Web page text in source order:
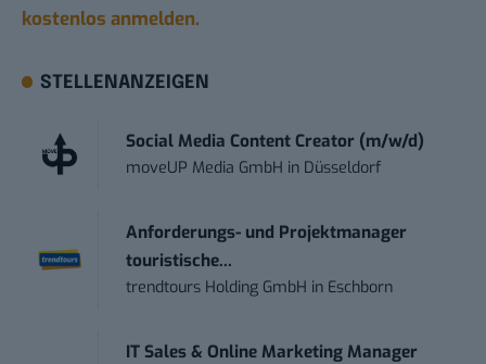
kostenlos anmelden.
STELLENANZEIGEN
Social Media Content Creator (m/w/d)
moveUP Media GmbH in Düsseldorf
Anforderungs- und Projektmanager
touristische...
trendtours Holding GmbH in Eschborn
IT Sales & Online Marketing Manager